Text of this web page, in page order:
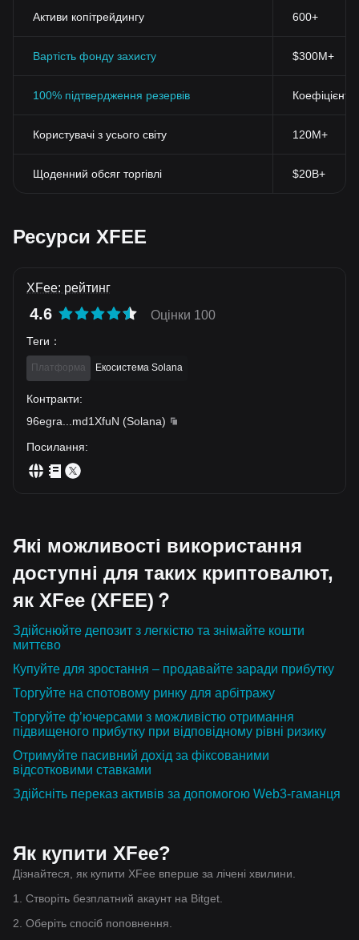
Активи копітрейдингу 600+
Вартість фонду захисту $300M+
100% підтвердження резервів Коефіцієнт
Користувачі з усього світу 120M+
Щоденний обсяг торгівлі $20B+
Ресурси XFEE
XFee: рейтинг
4.6 Оцінки 100
Теги ：
Платформа Екосистема Solana
Контракти:
96egra
md1XfuN (Solana)
Посилання:
Які можливості використання
доступні для таких криптовалют,
як XFee (XFEE)？
Здійснюйте депозит з легкістю та знімайте кошти
миттєво
Купуйте для зростання – продавайте заради прибутку
Торгуйте на спотовому ринку для арбітражу
Торгуйте ф’ючерсами з можливістю отримання
підвищеного прибутку при відповідному рівні ризику
Отримуйте пасивний дохід за фіксованими
відсотковими ставками
Здійсніть переказ активів за допомогою Web3-гаманця
Як купити XFee?
Дізнайтеся, як купити XFee вперше за лічені хвилини.
1. Створіть безплатний акаунт на Bitget.
2. Оберіть спосіб поповнення.